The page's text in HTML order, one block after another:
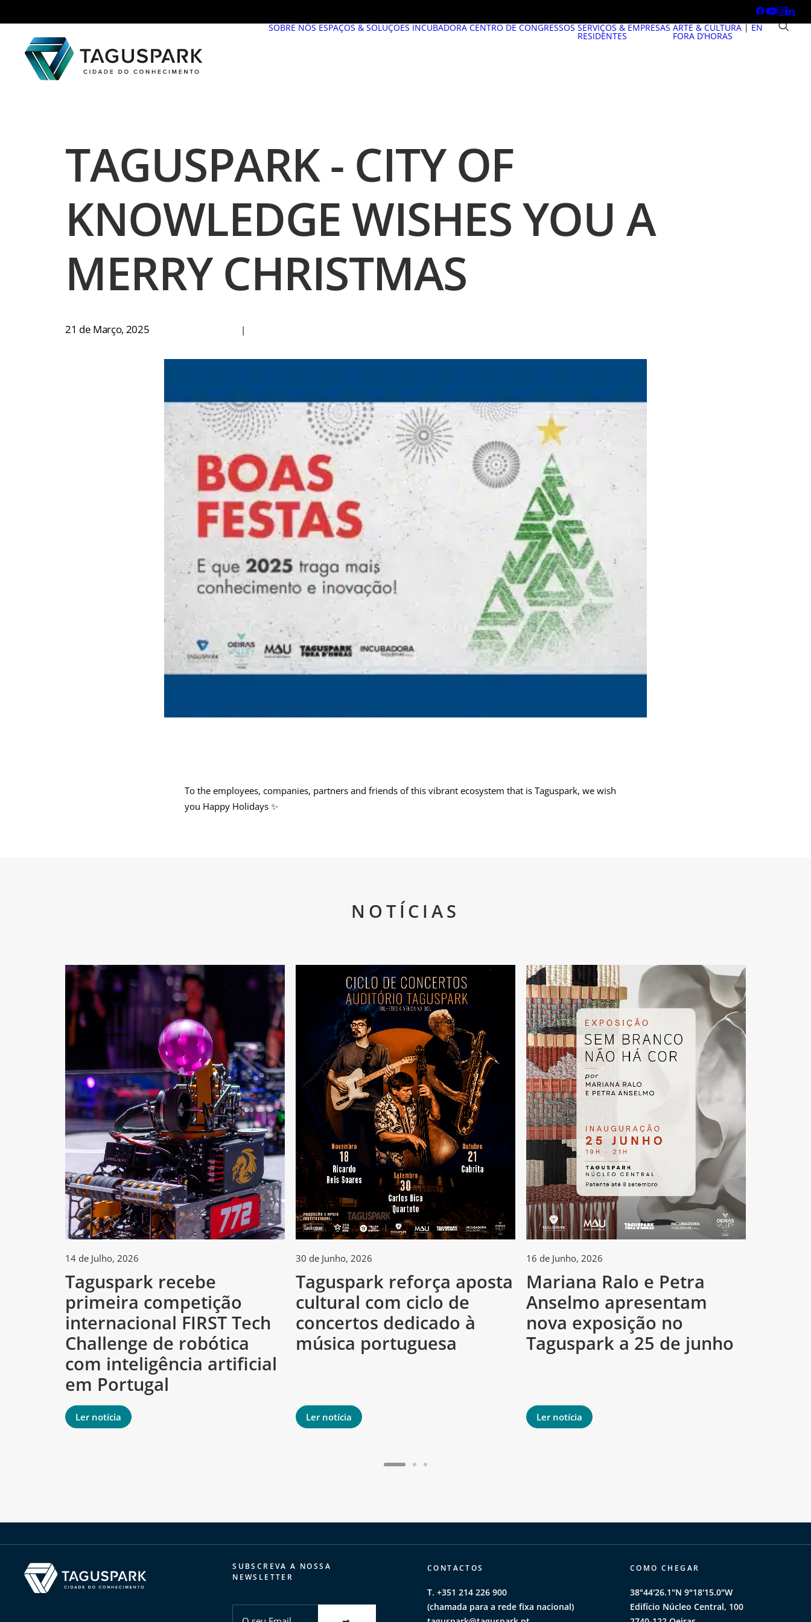
SOBRE NÓS ESPAÇOS & SOLUÇÕES INCUBADORA CENTRO DE CONGRESSOS SERVIÇOS & EMPRESAS
RESIDENTES
ARTE & CULTURA
FORA D’HORAS
| EN
TAGUSPARK - CITY OF
KNOWLEDGE WISHES YOU A
MERRY CHRISTMAS
21 de Março, 2025 |
To the employees, companies, partners and friends of this vibrant ecosystem that is Taguspark, we wish
you Happy Holidays ✨​​
NOTÍCIAS
14 de Julho, 2026
Taguspark recebe
primeira competição
internacional FIRST Tech
Challenge de robótica
com inteligência artificial
em Portugal
Ler notícia
30 de Junho, 2026
Taguspark reforça aposta
cultural com ciclo de
concertos dedicado à
música portuguesa
Ler notícia
16 de Junho, 2026
Mariana Ralo e Petra
Anselmo apresentam
nova exposição no
Taguspark a 25 de junho
Ler notícia
SUBSCREVA A NOSSA
NEWSLETTER
CONTACTOS
T. +351 214 226 900
(chamada para a rede fixa nacional)
COMO CHEGAR
38°44'26.1"N 9°18'15.0"W
Edifício Núcleo Central, 100